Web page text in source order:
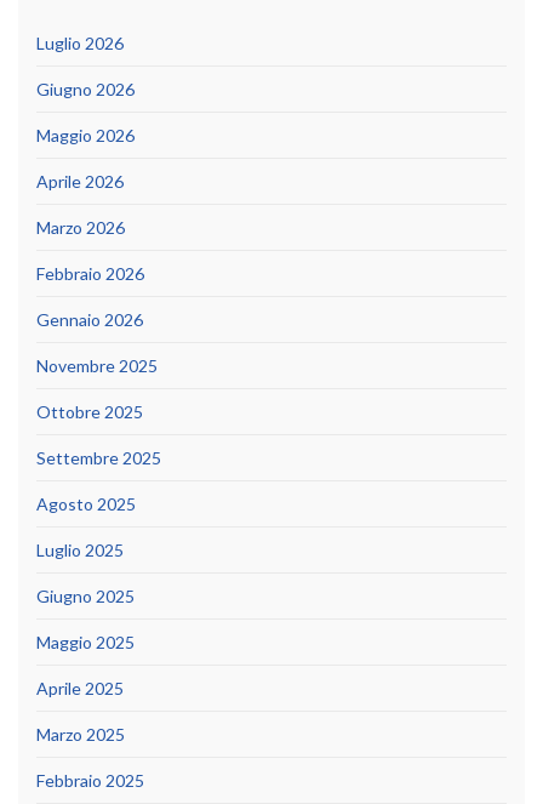
Luglio 2026
Giugno 2026
Maggio 2026
Aprile 2026
Marzo 2026
Febbraio 2026
Gennaio 2026
Novembre 2025
Ottobre 2025
Settembre 2025
Agosto 2025
Luglio 2025
Giugno 2025
Maggio 2025
Aprile 2025
Marzo 2025
Febbraio 2025